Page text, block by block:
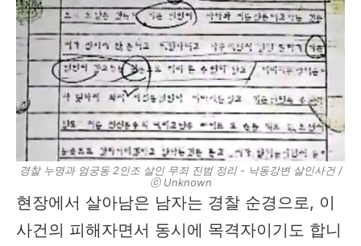
경찰 누명과 엄궁동 2인조 살인 무죄 진범 정리 - 낙동강변 살인사건 /
ⓒ Unknown
현장에서 살아남은 남자는 경찰 순경으로, 이
사건의 피해자면서 동시에 목격자이기도 합니